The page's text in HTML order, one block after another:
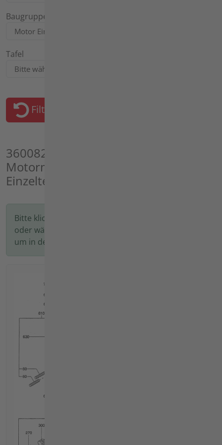
Baugruppe
Tafel
Filter zurücksetzen
3600821 - agria 3600 BM
Motormäher, Motor: EH 17 D, Motor
Einzelteile
Bitte klicken Sie auf das Bild oder die Bezeichnung
oder wählen Sie auf der linken Seite eine Tafel aus,
um in den nächsten Schritt zu gelangen.